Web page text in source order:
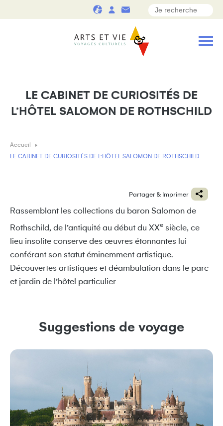
LE CABINET DE CURIOSITÉS DE
L’HÔTEL SALOMON DE ROTHSCHILD
Accueil
LE CABINET DE CURIOSITÉS DE L’HÔTEL SALOMON DE ROTHSCHILD
Partager & Imprimer
Rassemblant les collections du baron Salomon de
Rothschild, de l’antiquité au début du XXe siècle, ce
lieu insolite conserve des œuvres étonnantes lui
conférant son statut éminemment artistique.
Découvertes artistiques et déambulation dans le parc
et jardin de l’hôtel particulier
Suggestions de voyage